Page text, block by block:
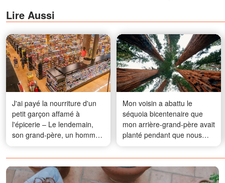
Lire Aussi
J'ai payé la nourriture d'un
petit garçon affamé à
l'épicerie – Le lendemain,
son grand-père, un homme
riche, s'est présenté chez
moi
Mon voisin a abattu le
séquoia bicentenaire que
mon arrière-grand-père avait
planté pendant que nous
étions en vacances – Je lui
ai apporté un « cadeau »
qu’il n’oubliera jamais